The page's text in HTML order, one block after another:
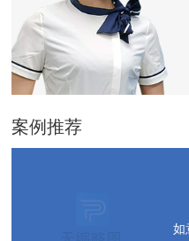
案例推荐
如